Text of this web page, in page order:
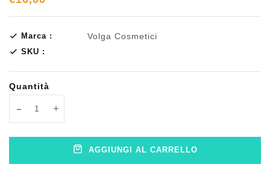
Marca : Volga Cosmetici
SKU :
Quantità
Translation missing: it.products.product.decrease
Translation missing: it.products.product.increase
AGGIUNGI AL CARRELLO